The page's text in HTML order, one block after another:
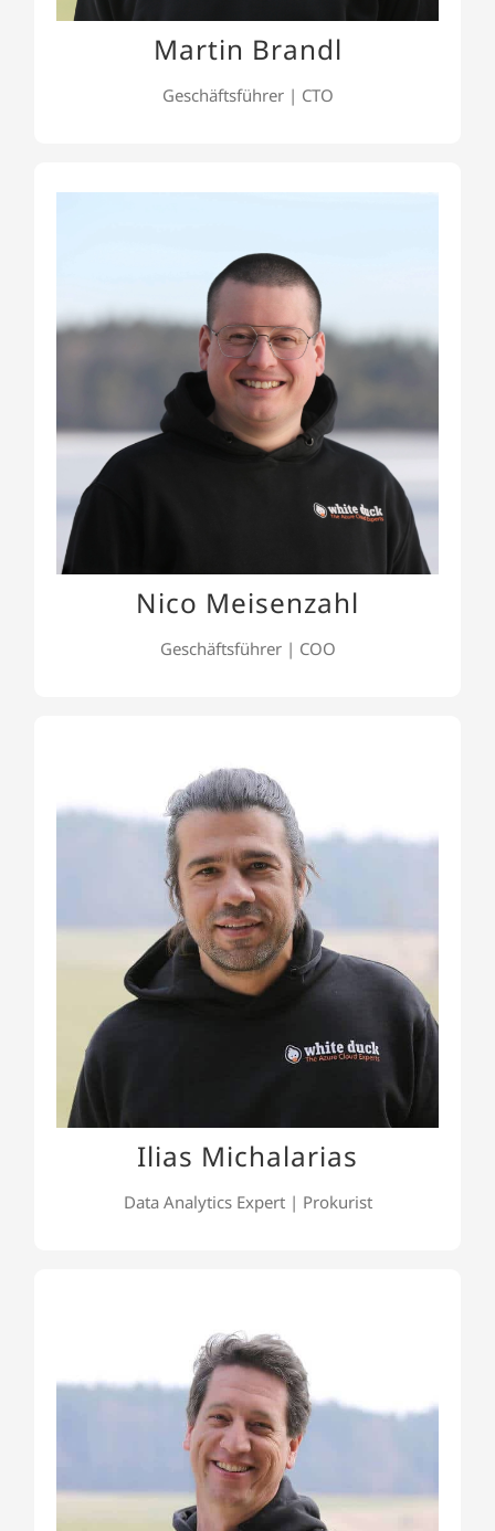
Martin Brandl
Geschäftsführer | CTO
Nico Meisenzahl
Geschäftsführer | COO
Nico Meisenzahl
Nico Meisenzahl ist unser Geschäftsführer und
COO. Als Cloud Solution Architect, MVP, und
GitLab Hero liegt sein Fokus auf Cloud Native, AI,
Kubernetes und Azure. Nico spricht regelmäßig
auf Konferenzen, User Groups und Meetups in
Europa sowie der USA.
Ilias Michalarias
Data Analytics Expert | Prokurist
Ilias Michalarias
In den letzten 15 Jahren war Ilias in fast allen
Bereichen der Business Intelligence und des
Software Engineering tätig: akademisch, operativ,
beratend und leitend.
Andreas Hartmann
Andreas ist unser Head of Services & Processes.
Mit seinem Team garantiert er unseren Kunden
einen reibungslosen Betrieb ihrer cloud-nativen